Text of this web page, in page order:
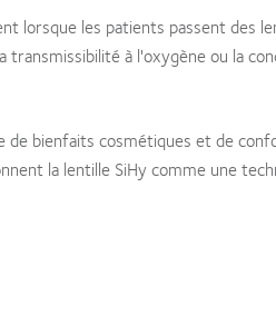
lorsque les patients passent des
à l'oxygène ou la
de bienfaits cosmétiques et de
la lentille SiHy comme une